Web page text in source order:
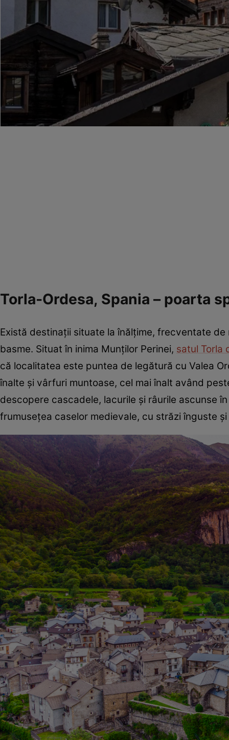
Torla-Ordesa, Spania – poarta
Există destinaţii situate la înălţime, frecventate
basme. Situat în inima Munţilor Perinei, satul Torla
că localitatea este puntea de legătură cu Valea
înalte şi vârfuri muntoase, cel mai înalt având
descopere cascadele, lacurile şi râurile ascunse
frumuseţea caselor medievale, cu străzi înguste